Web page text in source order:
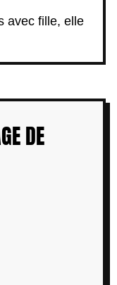
avec fille, elle
DE